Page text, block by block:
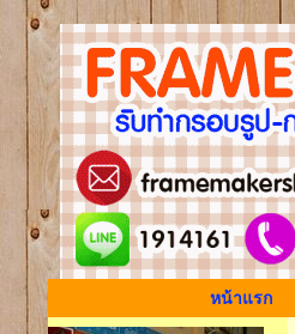
หน้าแรก